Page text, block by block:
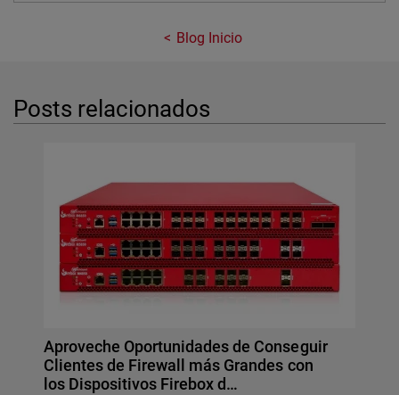
Blog Inicio
Posts relacionados
Aproveche Oportunidades de Conseguir
Clientes de Firewall más Grandes con
los Dispositivos Firebox d…